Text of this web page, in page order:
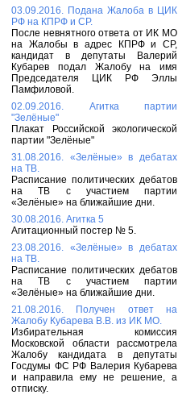
03.09.2016. Подана Жалоба в ЦИК
РФ на КПРФ и СР.
После невнятного ответа от ИК МО
на Жалобы в адрес КПРФ и СР,
кандидат в депутаты Валерий
Кубарев подал Жалобу на имя
Председателя ЦИК РФ Эллы
Памфиловой.
02.09.2016. Агитка партии
"Зелёные"
Плакат Российской экологической
партии "Зелёные"
31.08.2016. «Зелёные» в дебатах
на ТВ.
Расписание политических дебатов
на ТВ с участием партии
«Зелёные» на ближайшие дни.
30.08.2016. Агитка 5
Агитационный постер № 5.
23.08.2016. «Зелёные» в дебатах
на ТВ.
Расписание политических дебатов
на ТВ с участием партии
«Зелёные» на ближайшие дни.
21.08.2016. Получен ответ на
Жалобу Кубарева В.В. из ИК МО.
Избирательная комиссия
Московской области рассмотрела
Жалобу кандидата в депутаты
Госдумы ФС РФ Валерия Кубарева
и направила ему не решение, а
отписку.